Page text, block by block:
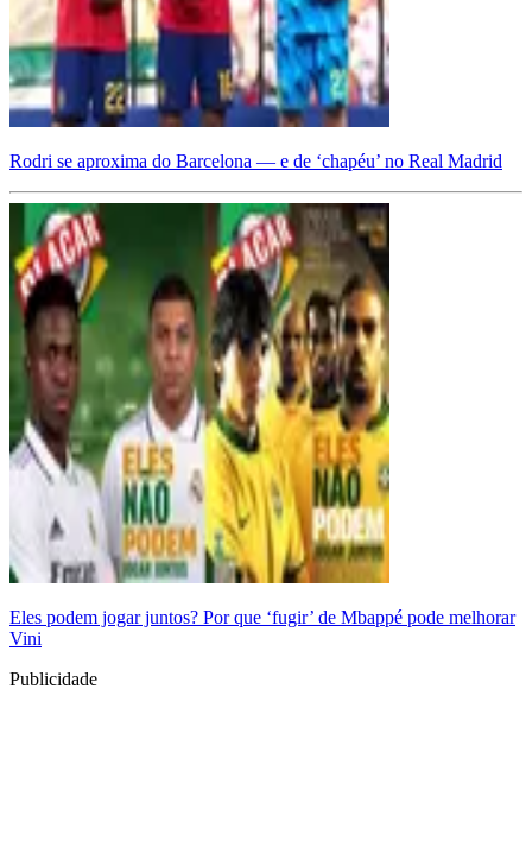
Rodri se aproxima do Barcelona — e de ‘chapéu’ no Real Madrid
Eles podem jogar juntos? Por que ‘fugir’ de Mbappé pode melhorar
Vini
Publicidade